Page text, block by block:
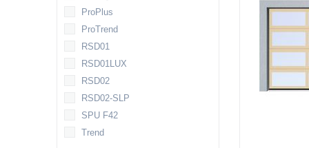
ProPlus
ProTrend
RSD01
RSD01LUX
RSD02
RSD02-SLP
SPU F42
Trend